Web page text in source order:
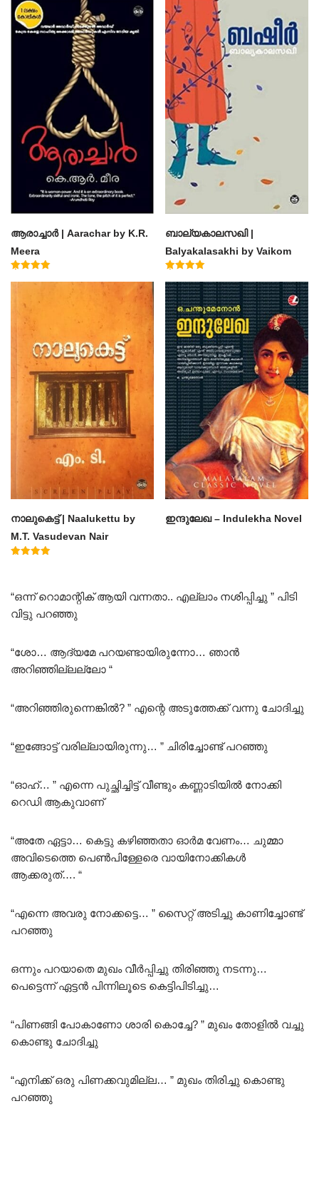
ആരാച്ചാര്‍ | Aarachar by K.R.
Meera
ബാല്യകാലസഖി |
Balyakalasakhi by Vaikom
Muhammad Basheer
4.60
out of 5
നാലുകെട്ട് | Naalukettu by
M.T. Vasudevan Nair
ഇന്ദുലേഖ – Indulekha Novel
“ഒന്ന് റൊമാന്റിക് ആയി വന്നതാ.. എല്ലാം നശിപ്പിച്ചു ” പിടി
വിട്ടു പറഞ്ഞു
“ശോ… ആദ്യമേ പറയണ്ടായിരുന്നോ… ഞാൻ
അറിഞ്ഞില്ലല്ലോ “
“അറിഞ്ഞിരുന്നെങ്കിൽ? ” എന്റെ അടുത്തേക്ക് വന്നു ചോദിച്ചു
“ഇങ്ങോട്ട് വരില്ലായിരുന്നു… ” ചിരിച്ചോണ്ട് പറഞ്ഞു
“ഓഹ്… ” എന്നെ പുച്ഛിച്ചിട്ട് വീണ്ടും കണ്ണാടിയിൽ നോക്കി
റെഡി ആകുവാണ്
“അതേ ഏട്ടാ… കെട്ടു കഴിഞ്ഞതാ ഓർമ വേണം… ചുമ്മാ
അവിടെത്തെ പെൺപിള്ളേരെ വായിനോക്കികൾ
ആക്കരുത്…. “
“എന്നെ അവരു നോക്കട്ടെ… ” സൈറ്റ് അടിച്ചു കാണിച്ചോണ്ട്
പറഞ്ഞു
ഒന്നും പറയാതെ മുഖം വീർപ്പിച്ചു തിരിഞ്ഞു നടന്നു…
പെട്ടെന്ന് ഏട്ടൻ പിന്നിലൂടെ കെട്ടിപിടിച്ചു…
“പിണങ്ങി പോകാണോ ശാരി കൊച്ചേ? ” മുഖം തോളിൽ വച്ചു
കൊണ്ടു ചോദിച്ചു
“എനിക്ക് ഒരു പിണക്കവുമില്ല… ” മുഖം തിരിച്ചു കൊണ്ടു
പറഞ്ഞു